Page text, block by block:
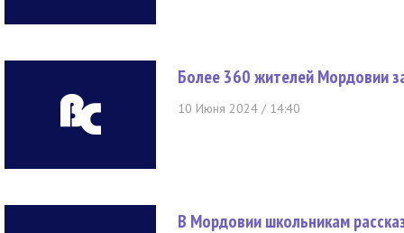
Более 360 жителей Мордовии
10 Июня 2024 / 14:40
В Мордовии школьникам